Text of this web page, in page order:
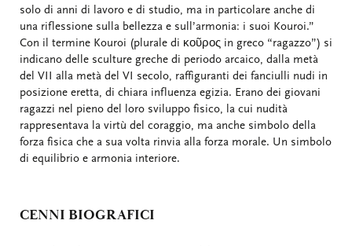
solo di anni di lavoro e di studio, ma in particolare anche di
una riflessione sulla bellezza e sull’armonia: i suoi Kouroi.”
Con il termine Kouroi (plurale di κοῦρος in greco “ragazzo”) si
indicano delle sculture greche di periodo arcaico, dalla metà
del VII alla metà del VI secolo, raffiguranti dei fanciulli nudi in
posizione eretta, di chiara influenza egizia. Erano dei giovani
ragazzi nel pieno del loro sviluppo fisico, la cui nudità
rappresentava la virtù del coraggio, ma anche simbolo della
forza fisica che a sua volta rinvia alla forza morale. Un simbolo
di equilibrio e armonia interiore.
CENNI BIOGRAFICI